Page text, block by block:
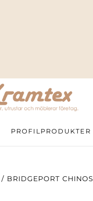
PROFILPRODUKTER
/ BRIDGEPORT CHINOS